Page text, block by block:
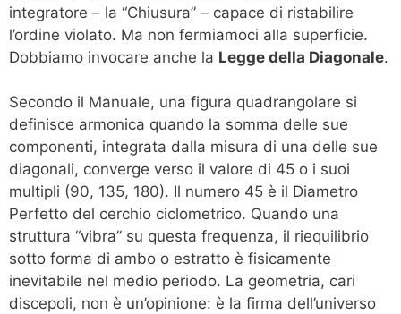
integratore – la “Chiusura” – capace di ristabilire
l’ordine violato. Ma non fermiamoci alla superficie.
Dobbiamo invocare anche la Legge della Diagonale.
Secondo il Manuale, una figura quadrangolare si
definisce armonica quando la somma delle sue
componenti, integrata dalla misura di una delle sue
diagonali, converge verso il valore di 45 o i suoi
multipli (90, 135, 180). Il numero 45 è il Diametro
Perfetto del cerchio ciclometrico. Quando una
struttura “vibra” su questa frequenza, il riequilibrio
sotto forma di ambo o estratto è fisicamente
inevitabile nel medio periodo. La geometria, cari
discepoli, non è un’opinione: è la firma dell’universo